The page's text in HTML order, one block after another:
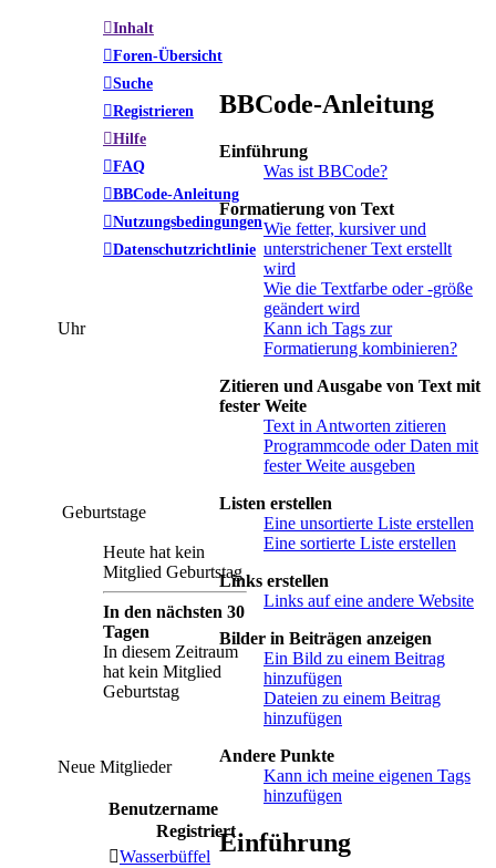
BBCode-Anleitung
Einführung
Was ist BBCode?
Formatierung von Text
Wie fetter, kursiver und
unterstrichener Text erstellt
wird
Wie die Textfarbe oder -größe
geändert wird
Kann ich Tags zur
Formatierung kombinieren?
Zitieren und Ausgabe von Text mit
fester Weite
Text in Antworten zitieren
Programmcode oder Daten mit
fester Weite ausgeben
Listen erstellen
Eine unsortierte Liste erstellen
Eine sortierte Liste erstellen
Links erstellen
Links auf eine andere Website
Bilder in Beiträgen anzeigen
Ein Bild zu einem Beitrag
hinzufügen
Dateien zu einem Beitrag
hinzufügen
Andere Punkte
Kann ich meine eigenen Tags
hinzufügen
Einführung
Inhalt
Foren-Übersicht
Suche
Registrieren
Hilfe
FAQ
BBCode-Anleitung
Nutzungsbedingungen
Datenschutzrichtlinie
Uhr
Geburtstage
Heute hat kein
Mitglied Geburtstag
In den nächsten 30
Tagen
In diesem Zeitraum
hat kein Mitglied
Geburtstag
Neue Mitglieder
Benutzername
Registriert
Wasserbüffel